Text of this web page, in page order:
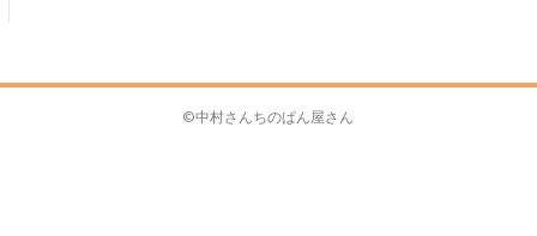
©中村さんちのぱん屋さん